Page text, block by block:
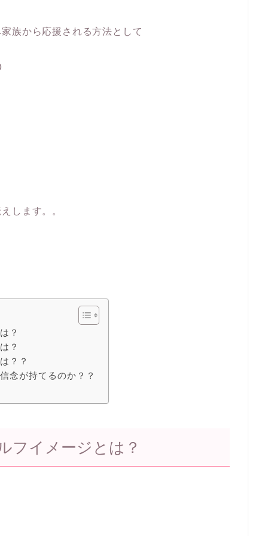
族から応援される方法として
します。。
？
？
？？
念が持てるのか？？
フイメージとは？